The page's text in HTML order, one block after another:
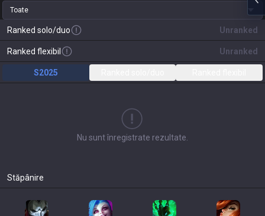
Toate
Ranked solo/duo Unranked
Ranked flexibil Unranked
S2025
Nu sunt înregistrate rezultate.
Stăpânire